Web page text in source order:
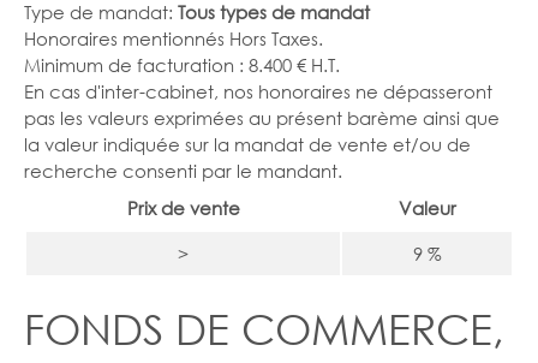
Type de mandat: Tous types de mandat
Honoraires mentionnés Hors Taxes.
Minimum de facturation : 8.400 € H.T.
En cas d'inter-cabinet, nos honoraires ne dépasseront
pas les valeurs exprimées au présent barème ainsi que
la valeur indiquée sur la mandat de vente et/ou de
recherche consenti par le mandant.
Prix de vente
Valeur
> 9 %
FONDS DE COMMERCE,